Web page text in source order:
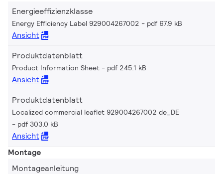
Energieeffizienzklasse
Energy Efficiency Label 929004267002 pdf 67.9 kB
Ansicht
Produktdatenblatt
Product Information Sheet pdf 245.1 kB
Ansicht
Produktdatenblatt
Localized commercial leaflet 929004267002 de_DE
pdf 303.0 kB
Ansicht
Montage
Montageanleitung